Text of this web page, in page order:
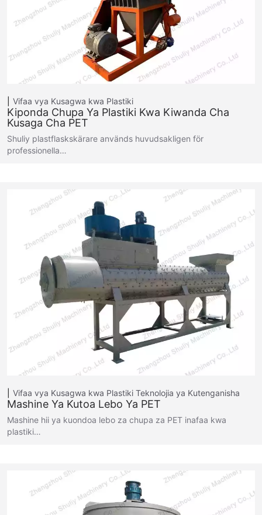
Vifaa vya Kusagwa kwa Plastiki
Kiponda Chupa Ya Plastiki Kwa Kiwanda Cha
Kusaga Cha PET
Shuliy plastflaskskärare används huvudsakligen för
professionella…
Vifaa vya Kusagwa kwa Plastiki Teknolojia ya Kutenganisha
Mashine Ya Kutoa Lebo Ya PET
Mashine hii ya kuondoa lebo za chupa za PET inafaa kwa
plastiki…